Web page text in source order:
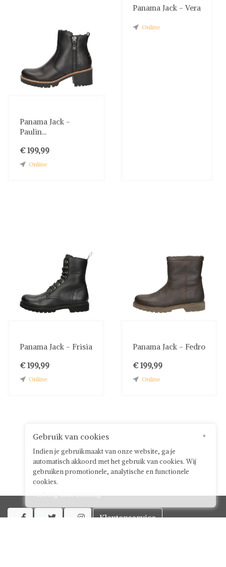
Panama Jack -
Paulin...
€ 199,99
Online
Panama Jack - Vera
Online
Panama Jack - Frisia
€ 199,99
Online
Panama Jack - Fedro
€ 199,99
Online
   Klantenservice
×
Gebruik van cookies
Indien je gebruikmaakt van onze website, ga je
automatisch akkoord met het gebruik van cookies. Wij
gebruiken promotionele, analytische en functionele
cookies.
Verberg deze melding